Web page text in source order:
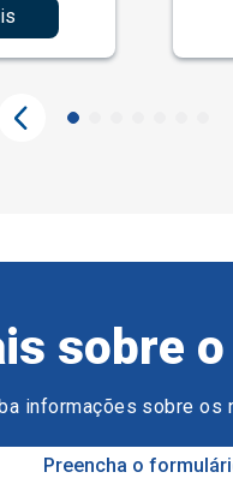
sobre
informações sobre os
Preencha o